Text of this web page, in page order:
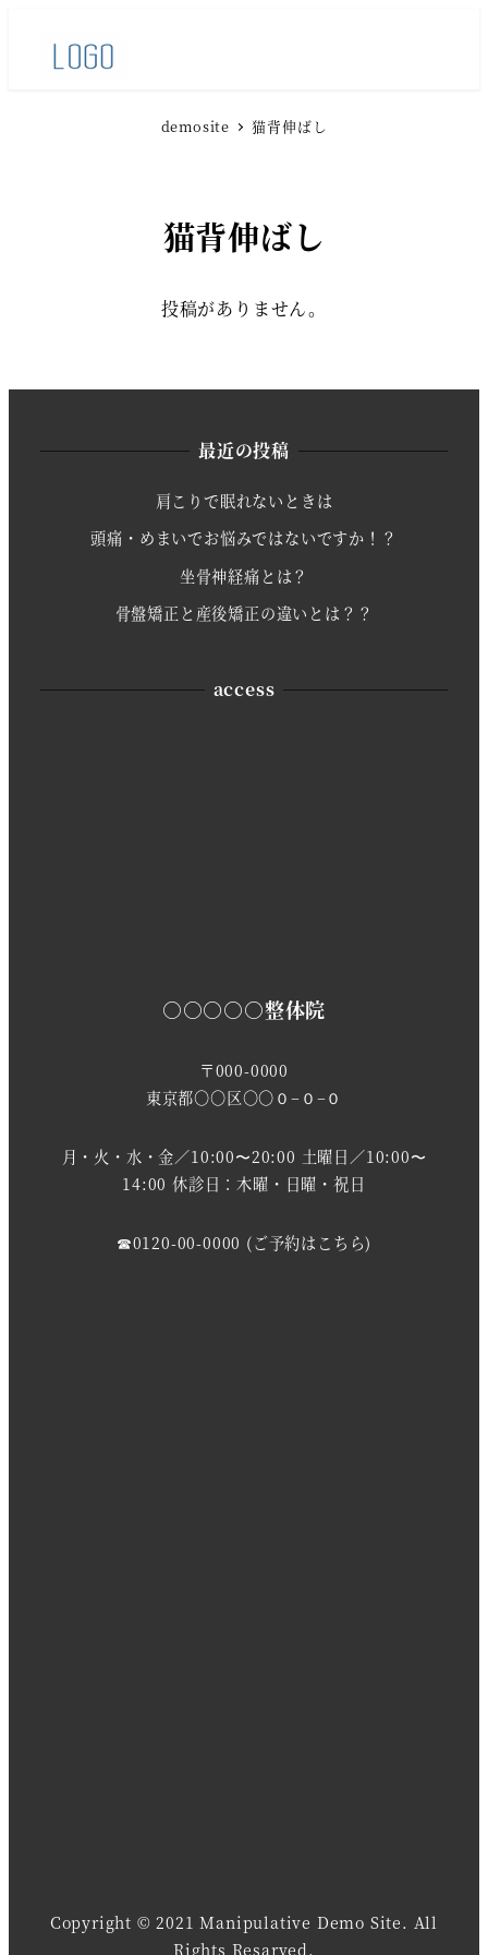
demosite 猫背伸ばし
猫背伸ばし
投稿がありません。
最近の投稿
肩こりで眠れないときは
頭痛・めまいでお悩みではないですか！？
坐骨神経痛とは？
骨盤矯正と産後矯正の違いとは？？
access
○○○○○整体院
〒000-0000
東京都〇〇区〇〇０−０−０
月・火・水・金／10:00〜20:00 土曜日／10:00〜
14:00 休診日：木曜・日曜・祝日
☎0120-00-0000 (ご予約はこちら)
Copyright © 2021 Manipulative Demo Site. All
Rights Resarved.